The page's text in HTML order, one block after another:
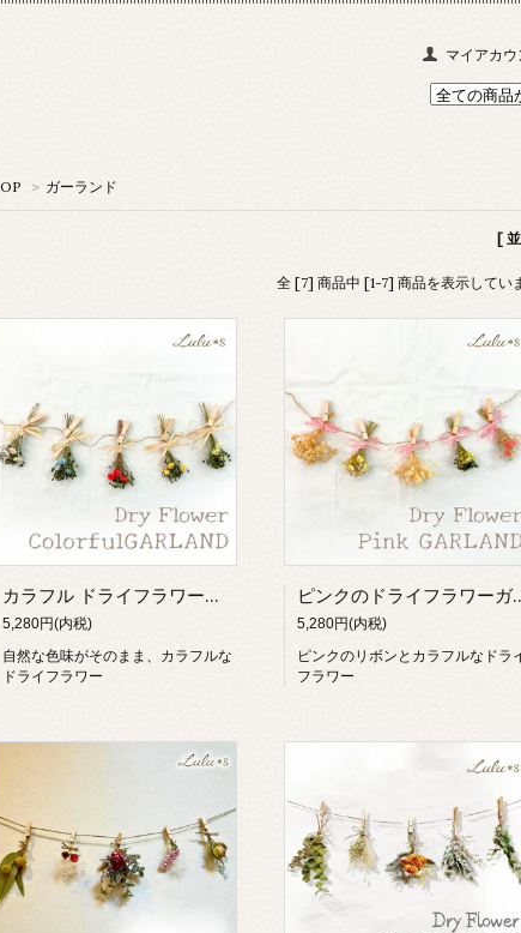
マイアカウ
> ガーランド
[
全 [7] 商品中 [1-7] 商品を表示してい
カラフル ドライフラワーガーランド ガーランド ドライフラワー インテリア 雑貨 ナチュラルリース
5,280円(内税)
自然な色味がそのまま、カラフルな
ドライフラワー
ピンクのドライフラワーガー
5,280円(内税)
ピンクのリボンとカラフルなドラ
フラワー